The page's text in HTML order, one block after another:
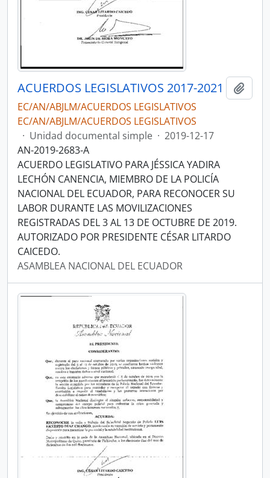
ACUERDOS LEGISLATIVOS 2017-2021
EC/AN/ABJLM/ACUERDOS LEGISLATIVOS
EC/AN/ABJLM/ACUERDOS LEGISLATIVOS
· Unidad documental simple · 2019-12-17
AN-2019-2683-A
ACUERDO LEGISLATIVO PARA JÉSSICA YADIRA
LECHÓN CANENCIA, MIEMBRO DE LA POLICÍA
NACIONAL DEL ECUADOR, PARA RECONOCER SU
LABOR DURANTE LAS MOVILIZACIONES
REGISTRADAS DEL 3 AL 13 DE OCTUBRE DE 2019.
AUTORIZADO POR PRESIDENTE CÉSAR LITARDO
CAICEDO.
ASAMBLEA NACIONAL DEL ECUADOR